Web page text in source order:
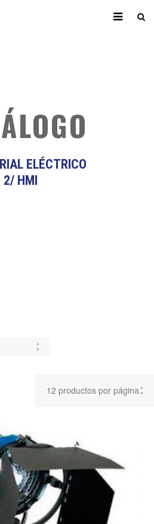
ELÉCTRICO
2/ HMI